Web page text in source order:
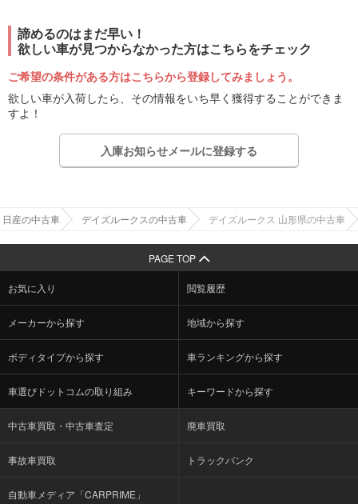
諦めるのはまだ早い！
欲しい車が見つからなかった方はこちらをチェック
ご希望の条件がある方はこちらから登録してみましょう。
欲しい車が入荷したら、その情報をいち早く獲得することができま
すよ！
入庫お知らせメールに登録する
日産の中古車 デイズルークスの中古車 デイズルークス 山形県の中古車
PAGE TOP
お気に入り 閲覧履歴
メーカーから探す 地域から探す
ボディタイプから探す 車ランキングから探す
車選びドットコムの取り組み キーワードから探す
中古車買取・中古車査定 廃車買取
事故車買取 トラックバンク
自動車メディア「CARPRIME」